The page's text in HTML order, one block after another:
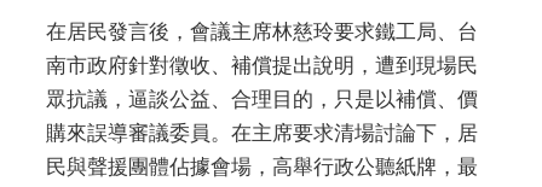
在居民發言後，會議主席林慈玲要求鐵工局、台
南市政府針對徵收、補償提出說明，遭到現場民
眾抗議，逼談公益、合理目的，只是以補償、價
購來誤導審議委員。在主席要求清場討論下，居
民與聲援團體佔據會場，高舉行政公聽紙牌，最